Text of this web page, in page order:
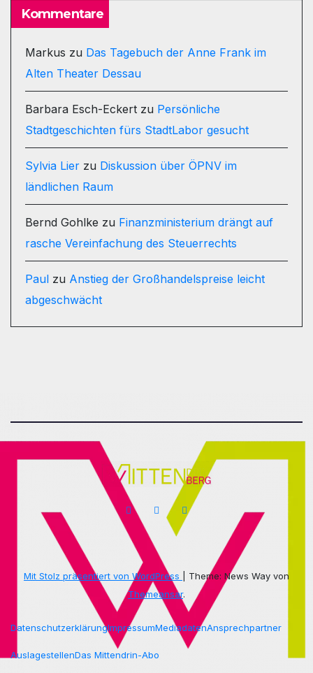
Kommentare
Markus zu Das Tagebuch der Anne Frank im
Alten Theater Dessau
Barbara Esch-Eckert zu Persönliche
Stadtgeschichten fürs StadtLabor gesucht
Sylvia Lier zu Diskussion über ÖPNV im
ländlichen Raum
Bernd Gohlke zu Finanzministerium drängt auf
rasche Vereinfachung des Steuerrechts
Paul zu Anstieg der Großhandelspreise leicht
abgeschwächt
Mit Stolz präsentiert von WordPress
Theme: News Way von
Themeansar.
DatenschutzerklärungImpressumMediadatenAnsprechpartner
AuslagestellenDas Mittendrin-Abo